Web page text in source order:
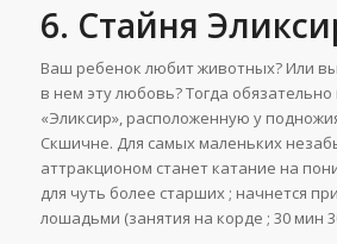
6. Стайня
Ваш ребенок любит животных? Или
в нем эту любовь? Тогда
«Эликсир», расположенную у
Скшичне. Для самых маленьких
аттракционом станет катание на
для чуть более старших ; начнется
лошадьми (занятия на корде ; 30 мин